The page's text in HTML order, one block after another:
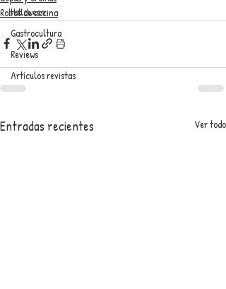
Halloween
Gastrocultura
Reviews
Artículos revistas
Robot de cocina
Entradas recientes Ver todo